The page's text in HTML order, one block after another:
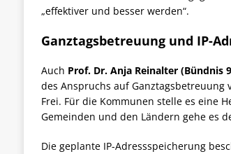
„effektiver und besser werden“.
Ganztagsbetreuung und IP-
Auch Prof. Dr. Anja Reinalter (Bündnis
des Anspruchs auf Ganztagsbetreuung
Frei. Für die Kommunen stelle es eine
Gemeinden und den Ländern gehe es
Die geplanteIP-Adressspeicherung